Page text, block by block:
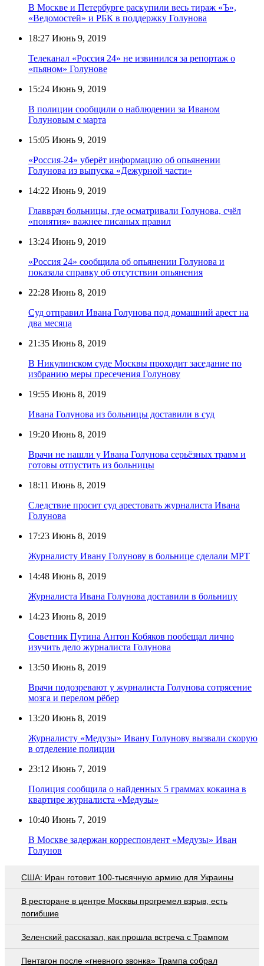
В Москве и Петербурге раскупили весь тираж «Ъ»,
«Ведомостей» и РБК в поддержку Голунова
18:27 Июнь 9, 2019
Телеканал «Россия 24» не извинился за репортаж о
«пьяном» Голунове
15:24 Июнь 9, 2019
В полиции сообщили о наблюдении за Иваном
Голуновым с марта
15:05 Июнь 9, 2019
«Россия-24» уберёт информацию об опьянении
Голунова из выпуска «Дежурной части»
14:22 Июнь 9, 2019
Главврач больницы, где осматривали Голунова, счёл
«понятия» важнее писаных правил
13:24 Июнь 9, 2019
«Россия 24» сообщила об опьянении Голунова и
показала справку об отсутствии опьянения
22:28 Июнь 8, 2019
Суд отправил Ивана Голунова под домашний арест на
два месяца
21:35 Июнь 8, 2019
В Никулинском суде Москвы проходит заседание по
избранию меры пресечения Голунову
19:55 Июнь 8, 2019
Ивана Голунова из больницы доставили в суд
19:20 Июнь 8, 2019
Врачи не нашли у Ивана Голунова серьёзных травм и
готовы отпустить из больницы
18:11 Июнь 8, 2019
Следствие просит суд арестовать журналиста Ивана
Голунова
17:23 Июнь 8, 2019
Журналисту Ивану Голунову в больнице сделали МРТ
14:48 Июнь 8, 2019
Журналиста Ивана Голунова доставили в больницу
14:23 Июнь 8, 2019
Советник Путина Антон Кобяков пообещал лично
изучить дело журналиста Голунова
13:50 Июнь 8, 2019
Врачи подозревают у журналиста Голунова сотрясение
мозга и перелом рёбер
13:20 Июнь 8, 2019
Журналисту «Медузы» Ивану Голунову вызвали скорую
в отделение полиции
23:12 Июнь 7, 2019
Полиция сообщила о найденных 5 граммах кокаина в
квартире журналиста «Медузы»
10:40 Июнь 7, 2019
В Москве задержан корреспондент «Медузы» Иван
Голунов
США: Иран готовит 100-тысячную армию для Украины
В ресторане в центре Москвы прогремел взрыв, есть
погибшие
Зеленский рассказал, как прошла встреча с Трампом
Пентагон после «гневного звонка» Трампа собрал